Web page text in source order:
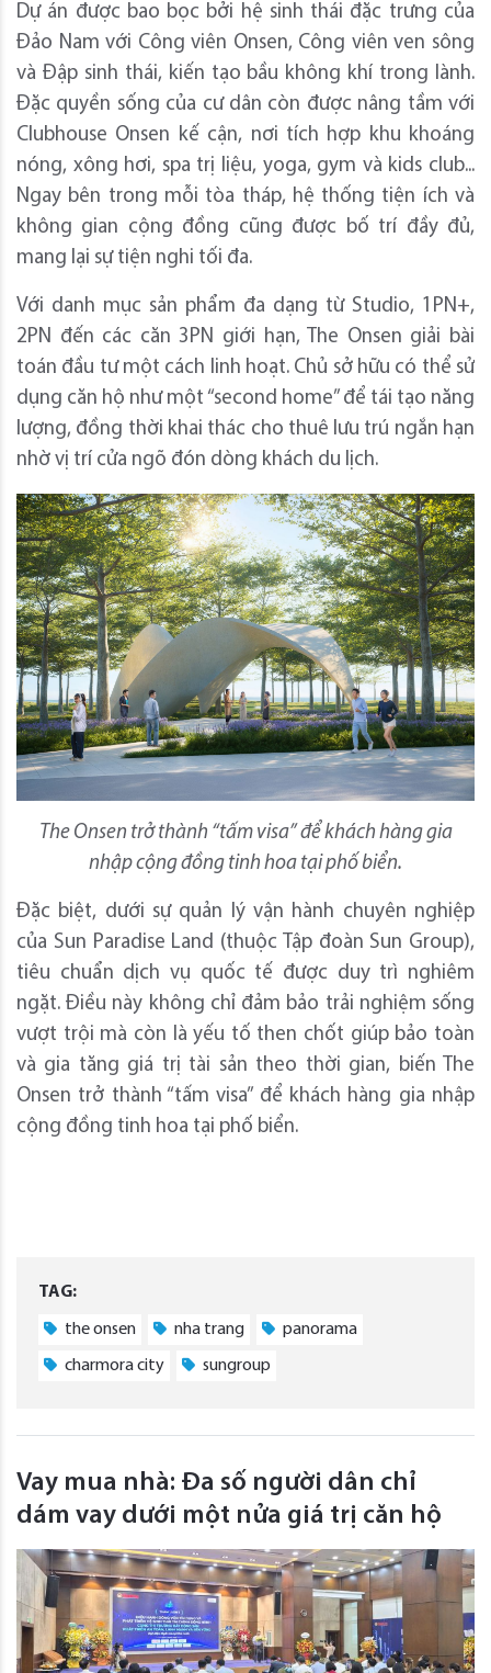
Dự án được bao bọc bởi hệ sinh thái đặc trưng của
Đảo Nam với Công viên Onsen, Công viên ven sông
và Đập sinh thái, kiến tạo bầu không khí trong lành.
Đặc quyền sống của cư dân còn được nâng tầm với
Clubhouse Onsen kế cận, nơi tích hợp khu khoáng
nóng, xông hơi, spa trị liệu, yoga, gym và kids club...
Ngay bên trong mỗi tòa tháp, hệ thống tiện ích và
không gian cộng đồng cũng được bố trí đầy đủ,
mang lại sự tiện nghi tối đa.
Với danh mục sản phẩm đa dạng từ Studio, 1PN+,
2PN đến các căn 3PN giới hạn, The Onsen giải bài
toán đầu tư một cách linh hoạt. Chủ sở hữu có thể sử
dụng căn hộ như một “second home” để tái tạo năng
lượng, đồng thời khai thác cho thuê lưu trú ngắn hạn
nhờ vị trí cửa ngõ đón dòng khách du lịch.
The Onsen trở thành “tấm visa” để khách hàng gia
nhập cộng đồng tinh hoa tại phố biển.
Đặc biệt, dưới sự quản lý vận hành chuyên nghiệp
của Sun Paradise Land (thuộc Tập đoàn Sun Group),
tiêu chuẩn dịch vụ quốc tế được duy trì nghiêm
ngặt. Điều này không chỉ đảm bảo trải nghiệm sống
vượt trội mà còn là yếu tố then chốt giúp bảo toàn
và gia tăng giá trị tài sản theo thời gian, biến The
Onsen trở thành “tấm visa” để khách hàng gia nhập
cộng đồng tinh hoa tại phố biển.
TAG:
the onsen nha trang panorama
charmora city sungroup
Vay mua nhà: Đa số người dân chỉ
dám vay dưới một nửa giá trị căn hộ